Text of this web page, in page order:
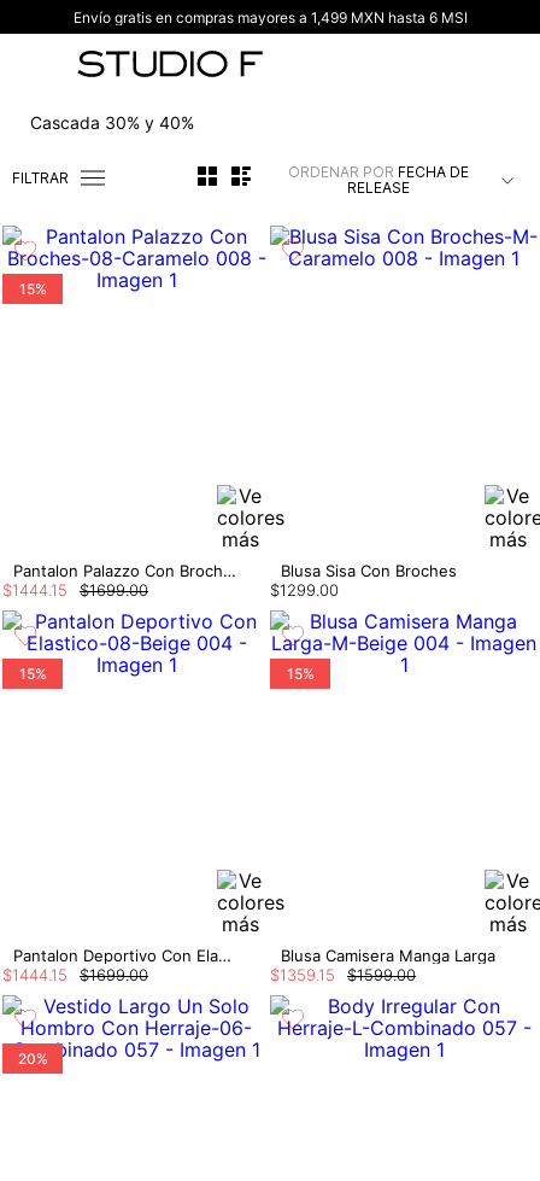
Envío gratis en compras mayores a 1,499 MXN hasta 6 MSI
Cascada 30% y 40%
FILTRAR ORDENAR POR FECHA DE
RELEASE
15%
Pantalon Palazzo Con Broches
$1699.00
$144415
Blusa Sisa Con Broches
$1299.00
15%
Pantalon Deportivo Con Elastico
$1699.00
$144415
15%
Blusa Camisera Manga Larga
$1599.00
$135915
20%
TÉRMINOS MÁS BUSCADOS
vestidos
4.
tiro alto
blazer
6.
falda